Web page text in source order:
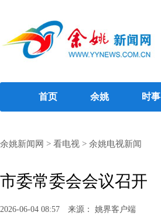
首页 余姚 时事
余姚新闻网 > 看电视 > 余姚电视新闻
市委常委会会议召开
2026-06-04 08:57 来源： 姚界客户端